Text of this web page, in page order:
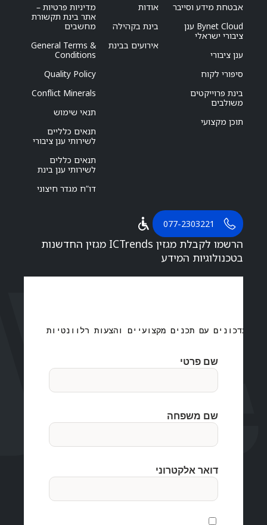
אבטחת מידע וסייבר
Bynet Cloud ענן
ציבורי ישראלי
ענן ציבורי
סיפורי לקוח
בינת פרוייקטים
משולבים
תוכן מקצועי
אודות
בינת בקהילה
אירועים בבינת
מדיניות פרטיות –
אתר בינת תקשורת
מחשבים
General Terms &
Conditions
Quality Policy
Conflict Minerals
תנאי שימוש
תנאים כלליים
לשירותי ענן ציבורי
תנאים כללים
לשירותי ענן בינת
דו”ח מגדר חיצוני
077-2303221
הרשמו לקבלת מגזין ICTrends מגזין החדשנות
בטכנולוגיות המידע